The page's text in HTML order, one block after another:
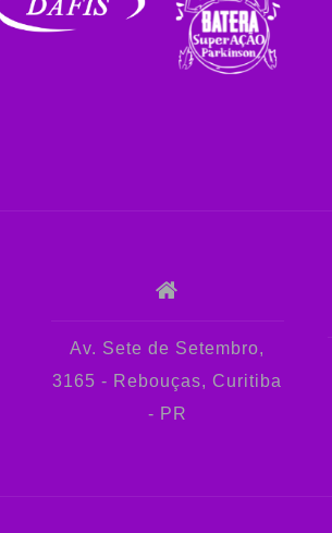
Av. Sete de Setembro,
3165 - Rebouças, Curitiba
- PR